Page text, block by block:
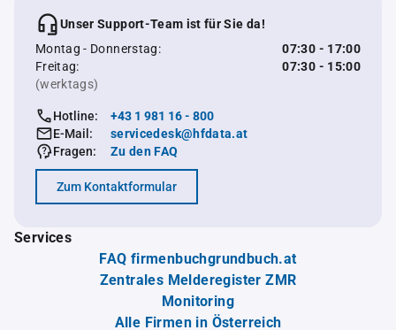
Unser Support-Team ist für Sie da!
Montag - Donnerstag:
07:30 - 17:00
Freitag:
07:30 - 15:00
(werktags)
Hotline:
+43 1 981 16 - 800
E-Mail:
servicedesk@hfdata.at
Fragen:
Zu den FAQ
Zum Kontaktformular
Services
FAQ firmenbuchgrundbuch.at
Zentrales Melderegister ZMR
Monitoring
Alle Firmen in Österreich